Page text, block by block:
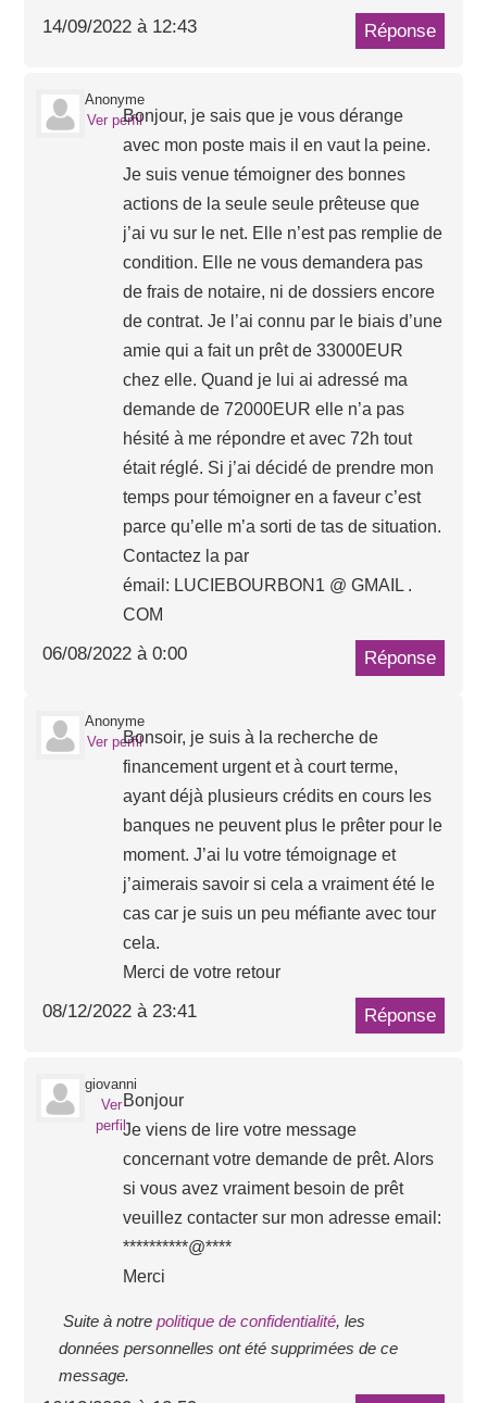
14/09/2022 à 12:43 Réponse
Anonyme
Ver perfilBonjour, je sais que je vous dérange
avec mon poste mais il en vaut la peine.
Je suis venue témoigner des bonnes
actions de la seule seule prêteuse que
j’ai vu sur le net. Elle n’est pas remplie de
condition. Elle ne vous demandera pas
de frais de notaire, ni de dossiers encore
de contrat. Je l’ai connu par le biais d’une
amie qui a fait un prêt de 33000EUR
chez elle. Quand je lui ai adressé ma
demande de 72000EUR elle n’a pas
hésité à me répondre et avec 72h tout
était réglé. Si j’ai décidé de prendre mon
temps pour témoigner en a faveur c’est
parce qu’elle m’a sorti de tas de situation.
Contactez la par
émail: LUCIEBOURBON1 @ GMAIL .
COM
06/08/2022 à 0:00 Réponse
Anonyme
Ver perfilBonsoir, je suis à la recherche de
financement urgent et à court terme,
ayant déjà plusieurs crédits en cours les
banques ne peuvent plus le prêter pour le
moment. J’ai lu votre témoignage et
j’aimerais savoir si cela a vraiment été le
cas car je suis un peu méfiante avec tour
cela.
Merci de votre retour
08/12/2022 à 23:41 Réponse
giovanni
Ver
perfil
Bonjour
Je viens de lire votre message
concernant votre demande de prêt. Alors
si vous avez vraiment besoin de prêt
veuillez contacter sur mon adresse email:
**********@****
Merci
Suite à notrepolitique de confidentialité, les
données personnelles ont été supprimées de ce
message.